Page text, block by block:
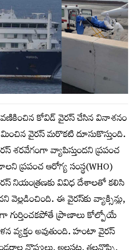
కోవిడ్ వైరస్ చేసిన వినాశనం
వైరస్ మరొకటి దూసుకొస్తుంది.
వ్యాపిస్తుందని ప్రపంచ
ప్రపంచ ఆరోగ్య సంస్థ(WHO)
నియంత్రణకు వివిధ దేశాలతో కలిసి
వెల్లడించింది. ఈ వైరస్‌కు వ్యాక్సిన్లు,
గుర్తించకపోతే ప్రాణాలు కోల్పోయే
వ్యక్తం అవుతుంది. హంటా వైరస్